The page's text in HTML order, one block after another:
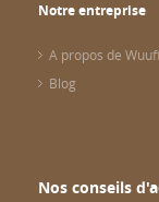
Notre entreprise
A propos de
Blog
Nos conseils